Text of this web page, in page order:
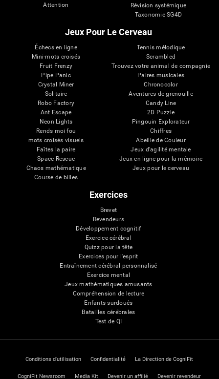
Attention
Révision systémique
Taxonomie SG4D
Jeux Pour Le Cerveau
Échecs en ligne
Mini-mots croisés
Fruit Frenzy
Pipe Panic
Crystal Miner
Solitaire
Robo Factory
Ant Escape
Neon Lights
Rends moi fou
mots croisés visuels
Faîtes la paire
Space Rescue
Chaos mathématique
Course de billes
Tennis mélodique
Scrambled
Trouvez votre animal de compagnie
Paires musicales
Chronocolor
Aventures de grenouille
Candy Line
2D Puzzle
Pingouin Explorateur
Chiffres
Abeille de Couleur
Jeux d'agilité mentale
Jeux en ligne pour la mémoire
Jeux pour le cerveau
Exercices
Brevet
Revendeurs
Développement cognitif
Exercice cérébral
Quizz pour la tête
Exercices pour l'esprit
Entraînement cérébral personnalisé
Exercice mental
Jeux mathématiques amusants
Compréhension de lecture
Enfants surdoués
Batailles cérébrales
Test de QI
Conditions d'utilisation Confidentialité La Direction de CogniFit
CogniFit Newsroom Media Kit Devenir un affilié Devenir revendeur